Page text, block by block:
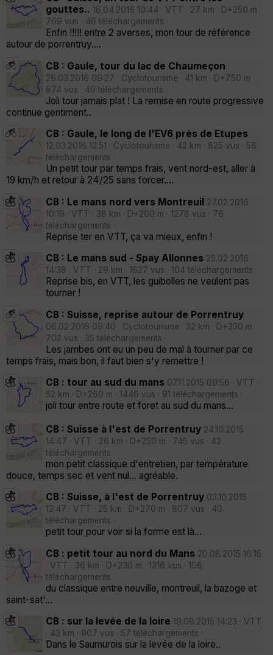
gouttes.. 16.04.2016 10:44 · VTT · 27 km · D+250 m ·
769 vus · 46 téléchargements ·
Enfin !!!!! entre 2 averses, mon tour de référence
autour de porrentruy....
CB : Gaule, tour du lac de Chaumeçon
26.03.2016 09:27 · Cyclotourisme · 41 km · D+750 m ·
874 vus · 49 téléchargements ·
Joli tour jamais plat ! La remise en route progressive
continue gentiment..
CB : Gaule, le long de l'EV6 près de Etupes
12.03.2016 12:51 · Cyclotourisme · 42 km · 825 vus · 58
téléchargements ·
Un petit tour par temps frais, vent nord-est, aller à
19 km/h et retour à 24/25 sans forcer....
CB : Le mans nord vers Montreuil 27.02.2016
10:19 · VTT · 38 km · D+200 m · 1278 vus · 76
téléchargements ·
Reprise ter en VTT, ça va mieux, enfin !
CB : Le mans sud - Spay Allonnes 25.02.2016
14:38 · VTT · 29 km · 1627 vus · 104 téléchargements ·
Reprise bis, en VTT, les guibolles ne veulent pas
tourner !
CB : Suisse, reprise autour de Porrentruy
06.02.2016 09:40 · Cyclotourisme · 32 km · D+330 m ·
702 vus · 35 téléchargements ·
Les jambes ont eu un peu de mal à tourner par ce
temps frais, mais bon, il faut bien s'y remettre !
CB : tour au sud du mans 07.11.2015 09:56 · VTT ·
52 km · D+260 m · 1446 vus · 91 téléchargements ·
joli tour entre route et foret au sud du mans...
CB : Suisse à l'est de Porrentruy 24.10.2015
14:47 · VTT · 26 km · D+250 m · 745 vus · 42
téléchargements ·
mon petit classique d'entretien, par température
douce, temps sec et vent nul... agréable.
CB : Suisse, à l'est de Porrentruy 03.10.2015
12:47 · VTT · 25 km · D+270 m · 807 vus · 40
téléchargements ·
petit tour pour voir si la forme est là...
CB : petit tour au nord du Mans 20.08.2015 16:15
· VTT · 36 km · D+230 m · 1316 vus · 106
téléchargements ·
du classique entre neuville, montreuil, la bazoge et
saint-sat'...
CB : sur la levée de la loire 19.08.2015 14:23 · VTT
· 43 km · 907 vus · 57 téléchargements ·
Dans le Saumurois sur la levée de la loire..